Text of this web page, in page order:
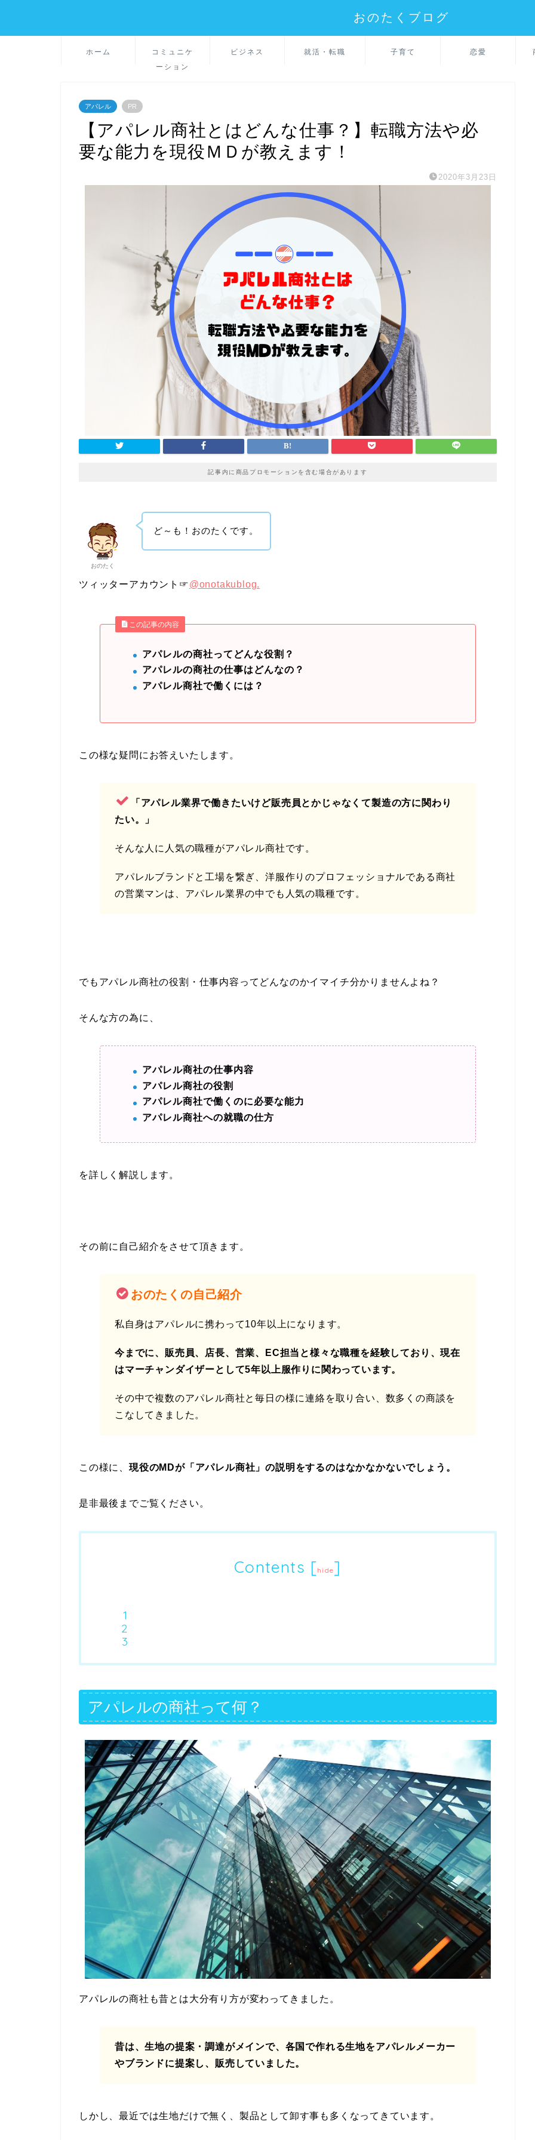
おのたくブログ
ホーム
コミュニケ
ーション
ビジネス 就活・転職 子育て 恋愛
アパレル PR
【アパレル商社とはどんな仕事？】転職方法や必
要な能力を現役ＭＤが教えます！
2020年3月23日
記事内に商品プロモーションを含む場合があります
おのたく
ど～も！おのたくです。
ツィッターアカウント☞@onotakublog.
この記事の内容
アパレルの商社ってどんな役割？
アパレルの商社の仕事はどんなの？
アパレル商社で働くには？
この様な疑問にお答えいたします。
「アパレル業界で働きたいけど販売員とかじゃなくて製造の方に関わり
たい。」
そんな人に人気の職種がアパレル商社です。
アパレルブランドと工場を繋ぎ、洋服作りのプロフェッショナルである商社
の営業マンは、アパレル業界の中でも人気の職種です。
でもアパレル商社の役割・仕事内容ってどんなのかイマイチ分かりませんよね？
そんな方の為に、
アパレル商社の仕事内容
アパレル商社の役割
アパレル商社で働くのに必要な能力
アパレル商社への就職の仕方
を詳しく解説します。
その前に自己紹介をさせて頂きます。
おのたくの自己紹介
私自身はアパレルに携わって10年以上になります。
今までに、販売員、店長、営業、 EC担当 と様々な職種を経験しており、現在
はマーチャンダイザーとして5年以上服作りに関わっています。
その中で複数のアパレル商社と毎日の様に連絡を取り合い、数多くの商談を
こなしてきました。
この様に、 現役のMDが「アパレル商社」の説明をするのはなかなかないでしょう。
是非最後までご覧ください。
Contents [hide]
アパレルの商社って何？
アパレルの商社も昔とは大分有り方が変わってきました。
昔は、生地の提案・調達がメインで、各国で作れる生地をアパレルメーカー
やブランドに提案し、販売していました。
しかし、最近では生地だけで無く、製品として卸す事も多くなってきています。